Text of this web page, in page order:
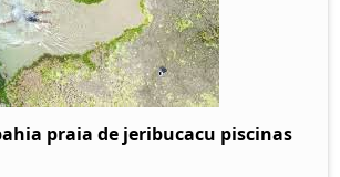
praia de jeribucacu piscinas